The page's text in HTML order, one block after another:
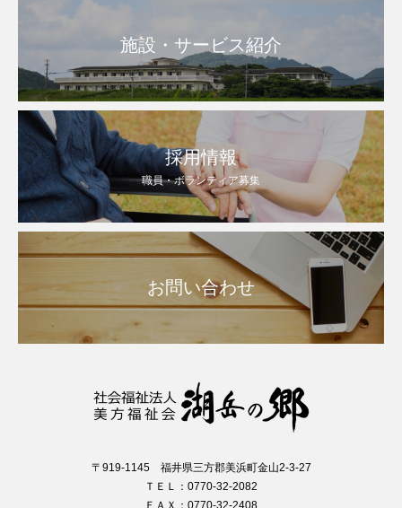
施設・サービス紹介
採用情報
職員・ボランティア募集
お問い合わせ
〒919-1145 福井県三方郡美浜町金山2-3-27
ＴＥＬ：0770-32-2082
ＦＡＸ：0770-32-2408